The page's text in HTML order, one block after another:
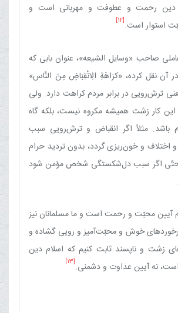
دین رحمت و عطوفت و مهربانی است و
استوار است.[12]
صاحب «وسایل الشیعه»، عنوان بابی که
آن نقل کرده، «کرَاهَةِ الِانْقِبَاضِ مِنَ النَّاس»
ترش‌رویی در برابر مردم کراهت دارد. ولی
این کار زشت همیشه مکروه نیست، بلکه گاه
مثلاً اگر انقباض و ترش‌رویی سبب
اختلاف و خون‌ریزی گردد، بدون تردید حرام
حتّی اگر سبب دل‌شکستگی شخص مؤمن شود
آیین محبّت و رحمت است و ما مسلمانان نیز
خوش و محبّت‌آمیز و رویی گشاده و
زشت و ناپسند ثابت کنیم که اسلام دین
نه آیین عداوت و دشمنی.[13]